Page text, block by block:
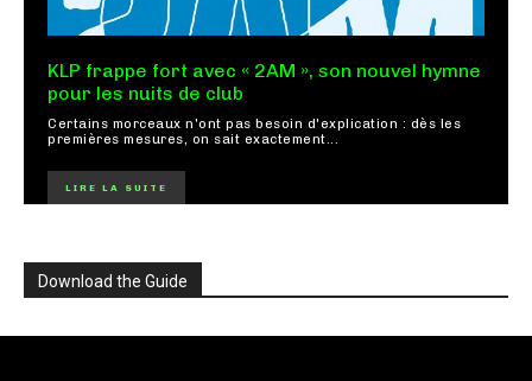
KLP frappe fort avec « 2AM », son nouvel hymne
pour les nuits de club
Certains morceaux n'ont pas besoin d'explication : dès les
premières mesures, on sait exactement...
LIRE LA SUITE
Download the Guide